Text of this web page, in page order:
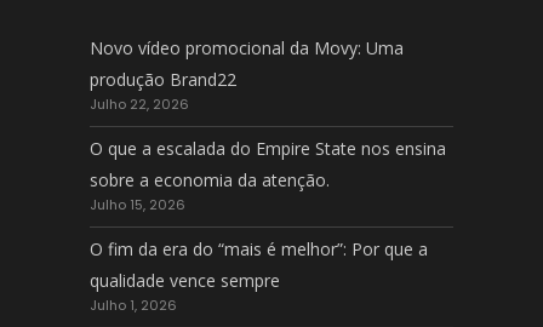
Novo vídeo promocional da Movy: Uma
produção Brand22
Julho 22, 2026
O que a escalada do Empire State nos ensina
sobre a economia da atenção.
Julho 15, 2026
O fim da era do “mais é melhor”: Por que a
qualidade vence sempre
Julho 1, 2026